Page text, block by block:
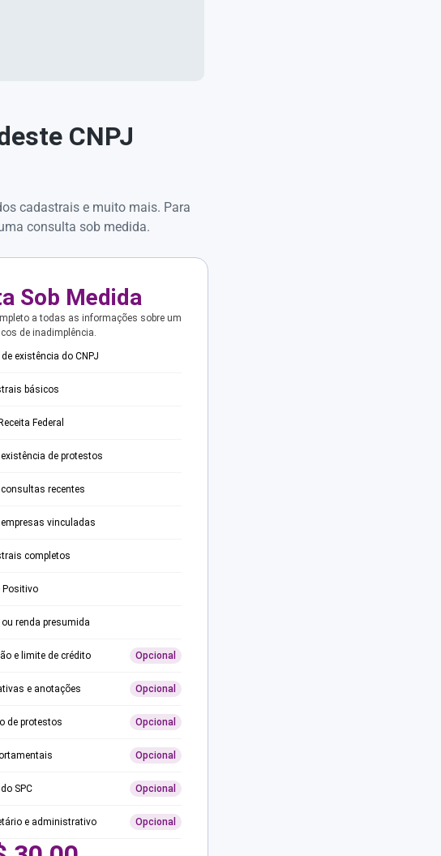
CNPJ
cadastrais e muito mais. Para
consulta sob medida.
Sob Medida
a todas as informações sobre um
de inadimplência.
existência do CNPJ
básicos
Federal
de protestos
recentes
vinculadas
completos
Positivo
renda presumida
e limite de crédito Opcional
e anotações Opcional
de protestos Opcional
Opcional
SPC Opcional
e administrativo Opcional